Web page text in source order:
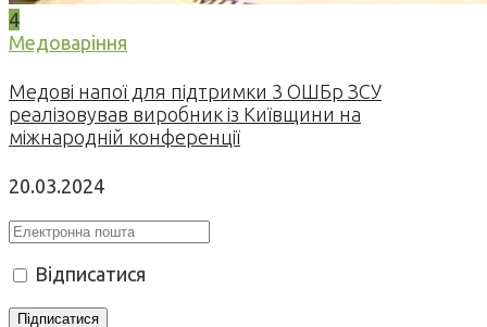
4
Медоваріння
Медові напої для підтримки 3 ОШБр ЗСУ
реалізовував виробник із Київщини на
міжнародній конференції
20.03.2024
Відписатися